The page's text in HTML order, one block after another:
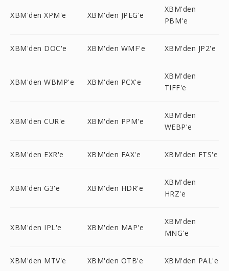
XBM'den XPM'e XBM'den JPEG'e
XBM'den
PBM'e
XBM'den DOC'e XBM'den WMF'e XBM'den JP2'e
XBM'den WBMP'e XBM'den PCX'e
XBM'den
TIFF'e
XBM'den CUR'e XBM'den PPM'e
XBM'den
WEBP'e
XBM'den EXR'e XBM'den FAX'e XBM'den FTS'e
XBM'den G3'e XBM'den HDR'e
XBM'den
HRZ'e
XBM'den IPL'e XBM'den MAP'e
XBM'den
MNG'e
XBM'den MTV'e XBM'den OTB'e XBM'den PAL'e